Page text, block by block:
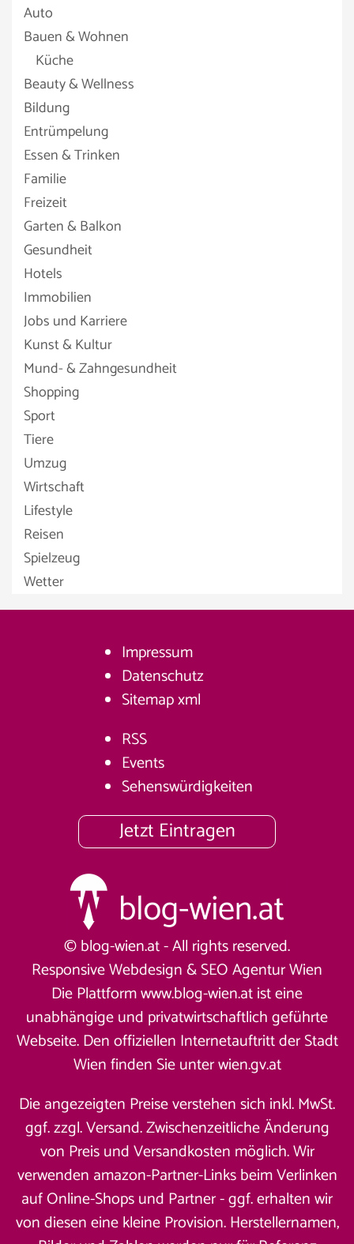
Auto
Bauen & Wohnen
Küche
Beauty & Wellness
Bildung
Entrümpelung
Essen & Trinken
Familie
Freizeit
Garten & Balkon
Gesundheit
Hotels
Immobilien
Jobs und Karriere
Kunst & Kultur
Mund- & Zahngesundheit
Shopping
Sport
Tiere
Umzug
Wirtschaft
Lifestyle
Reisen
Spielzeug
Wetter
Impressum
Datenschutz
Sitemapxml
RSS
Events
Sehenswürdigkeiten
Jetzt Eintragen
© blog-wien.at - All rights reserved.
Responsive Webdesign &SEO Agentur Wien
Die Plattform www.blog-wien.at ist eine
unabhängige und privatwirtschaftlich geführte
Webseite. Den offiziellen Internetauftritt der Stadt
Wien finden Sie unterwien.gv.at
Die angezeigten Preise verstehen sich inkl. MwSt.
ggf. zzgl. Versand. Zwischenzeitliche Änderung
von Preis und Versandkosten möglich. Wir
verwenden amazon-Partner-Links beim Verlinken
auf Online-Shops und Partner - ggf. erhalten wir
von diesen eine kleine Provision. Herstellernamen,